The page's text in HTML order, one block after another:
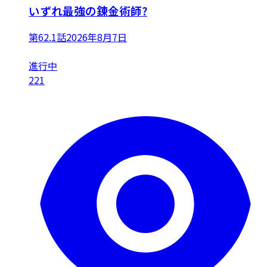
いずれ最強の錬金術師?
第62.1話2026年8月7日
進行中
221